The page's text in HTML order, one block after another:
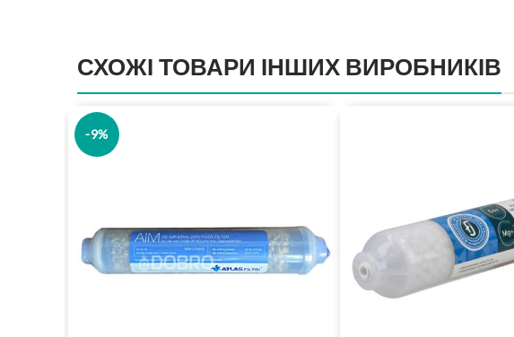
СХОЖІ ТОВАРИ ІНШИХ ВИРОБНИКІВ
-9%